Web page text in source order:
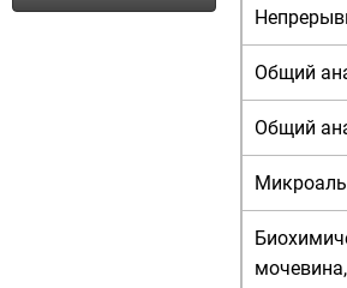
Общий
Общий